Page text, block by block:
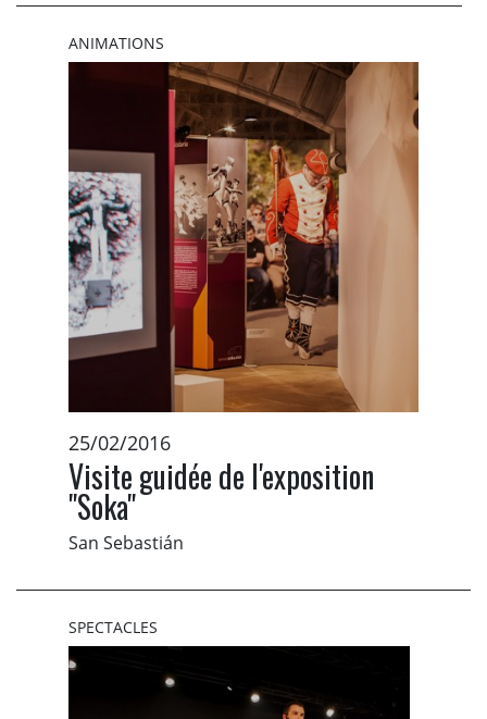
ANIMATIONS
25/02/2016
Visite guidée de l'exposition
"Soka"
San Sebastián
SPECTACLES